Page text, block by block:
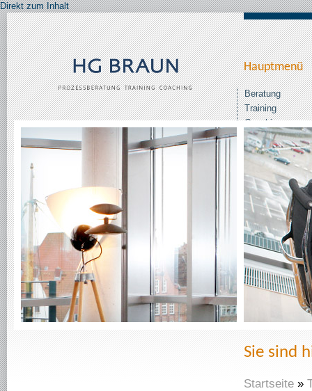
Direkt zum Inhalt
Hauptmenü
Beratung
Training
Coaching
Sie sind
Startseite »